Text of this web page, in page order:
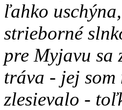
ľahko
strieborné
pre Myjavu sa
tráva - jej
zlesievalo -